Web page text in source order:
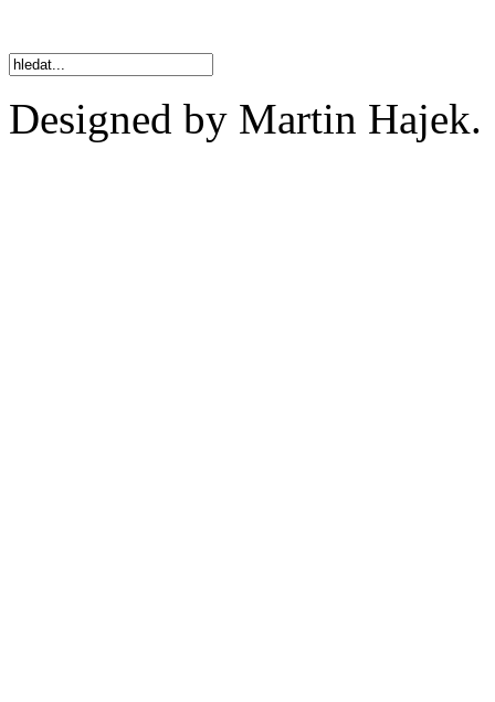
Designed by Martin Hajek.